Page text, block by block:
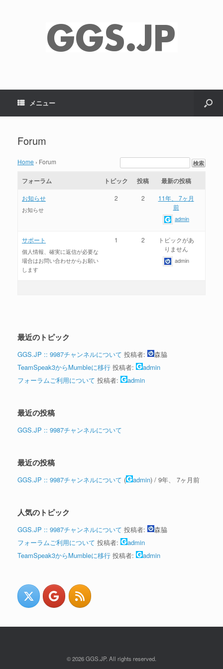
メニュー
Forum
Home › Forum
フォーラム トピック 投稿 最新の投稿
お知らせ
お知らせ
2 2
11年、 7ヶ月
前
admin
サポート
個人情報、確実に返信が必要な
場合はお問い合わせからお願い
します
1 2
トピックがあ
りません
admin
最近のトピック
GGS.JP :: 9987チャンネルについて 投稿者:
森脇
TeamSpeak3からMumbleに移行 投稿者:
admin
フォーラムご利用について 投稿者: admin
最近の投稿
GGS.JP :: 9987チャンネルについて
最近の投稿
GGS.JP :: 9987チャンネルについて ( admin) / 9年、 7ヶ月前
人気のトピック
GGS.JP :: 9987チャンネルについて 投稿者:
森脇
フォーラムご利用について 投稿者:
admin
TeamSpeak3からMumbleに移行 投稿者: admin
© 2026 GGS.JP. All rights reserved.